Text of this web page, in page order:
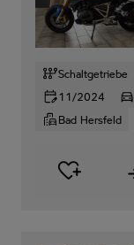
Schaltgetriebe
11/2024
Bad Hersfeld